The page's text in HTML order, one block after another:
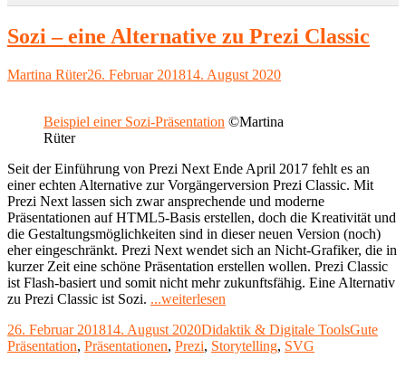
Sozi – eine Alternative zu Prezi Classic
Autor
Martina RüterVeröffentlicht
26. Februar 201814. August 2020
Beispiel einer Sozi-Präsentation ©Martina
Rüter
Seit der Einführung von Prezi Next Ende April 2017 fehlt es an
einer echten Alternative zur Vorgängerversion Prezi Classic. Mit
Prezi Next lassen sich zwar ansprechende und moderne
Präsentationen auf HTML5-Basis erstellen, doch die Kreativität und
die Gestaltungsmöglichkeiten sind in dieser neuen Version (noch)
eher eingeschränkt. Prezi Next wendet sich an Nicht-Grafiker, die in
kurzer Zeit eine schöne Präsentation erstellen wollen. Prezi Classic
ist Flash-basiert und somit nicht mehr zukunftsfähig. Eine Alternativ
zu Prezi Classic ist Sozi. ...weiterlesen
eine
Alternative
Veröffentlicht
am
26. Februar 201814. August 2020Kategorien
Didaktik & Digitale ToolsGute
Präsentation, Präsentationen, Prezi, Storytelling, SVG